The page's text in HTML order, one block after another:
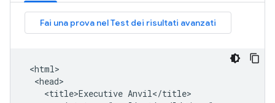
<html>
  <head>
    <title>Executive Anvil</title>